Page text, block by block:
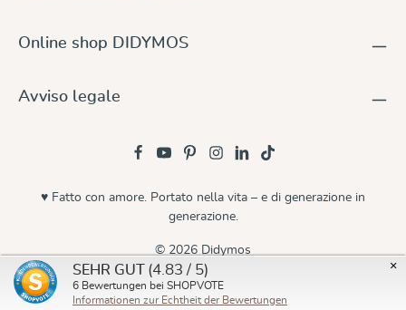
Online shop DIDYMOS
Avviso legale
© 2026 Didymos
♥ Fatto con amore. Portato nella vita – e di generazione in
generazione.
×
SEHR GUT (4.83 / 5)
6 Bewertungen bei SHOPVOTE
Informationen zur Echtheit der Bewertungen